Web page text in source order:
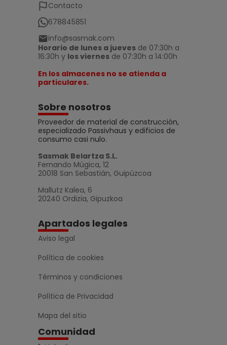
Contacto
678845851
info@sasmak.com
Horario de lunes a jueves de 07:30h a
16:30h y los viernes de 07:30h a 14:00h
En los almacenes no se atienda a
particulares.
Sobre nosotros
Proveedor de material de construcción,
especializado Passivhaus y edificios de
consumo casi nulo.
Sasmak Belartza S.L.
Fernando Múgica, 12
20018 San Sebastián, Guipúzcoa
Mallutz Kalea, 6
20240 Ordizia, Gipuzkoa
Apartados legales
Aviso legal
Política de cookies
Términos y condiciones
Política de Privacidad
Mapa del sitio
Comunidad